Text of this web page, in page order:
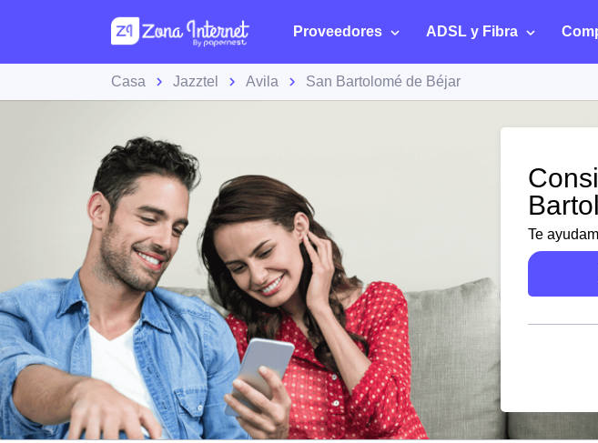
Proveedores ADSL y Fibra
Casa Jazztel Avila San Bartolomé de Béjar
Te